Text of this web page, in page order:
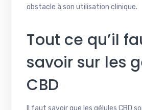
obstacle à son utilisation clinique.
Tout ce qu’il
savoir sur les
CBD